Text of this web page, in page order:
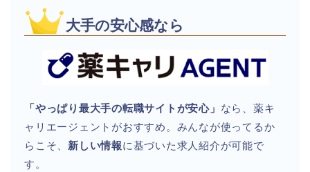
大手の安心感なら
「やっぱり最大手の転職サイトが安心」 なら、薬キ
ャリエージェントがおすすめ。みんなが使ってるか
らこそ、 新しい情報に基づいた求人紹介が可能で
す。